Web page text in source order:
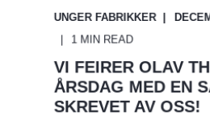
UNGER FABRIKKER
1 MIN READ
VI FEIRER OLAV
ÅRSDAG MED EN
SKREVET AV OSS!